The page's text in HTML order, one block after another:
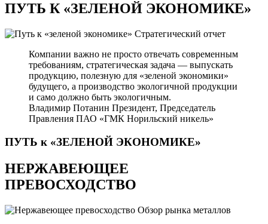
ПУТЬ К«ЗЕЛЕНОЙ ЭКОНОМИКЕ»
Стратегический отчет
Компании важно не просто отвечать современным
требованиям, стратегическая задача — выпускать
продукцию, полезную для «зеленой экономики»
будущего, а производство экологичной продукции
и само должно быть экологичным.
Владимир Потанин Президент, Председатель
Правления ПАО «ГМК Норильский никель»
ПУТЬ к «ЗЕЛЕНОЙ ЭКОНОМИКЕ»
НЕРЖАВЕЮЩЕЕ
ПРЕВОСХОДСТВО
Обзор рынка металлов